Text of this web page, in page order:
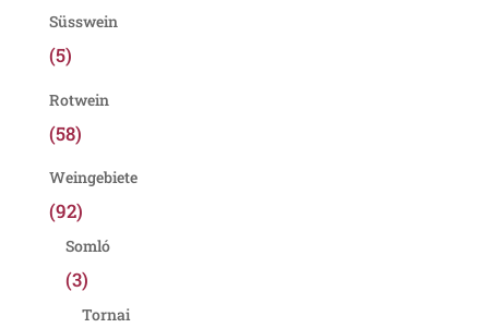
Süsswein
(5)
Rotwein
(58)
Weingebiete
(92)
Somló
(3)
Tornai